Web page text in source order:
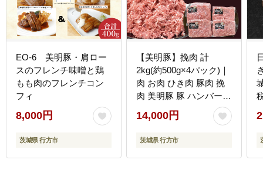
EO-6 美明豚・肩ロー
スのフレンチ味噌と鶏
もも肉のフレンチコン
フィ
8,000円
茨城県 行方市
【美明豚】挽肉 計
2kg(約500g×4パック)｜
肉 お肉 ひき肉 豚肉 挽
肉 美明豚 豚 ハンバーグ
煮物 キーマカレー 茨城
県 行方市(DH-19)
14,000円
茨城県 行方市